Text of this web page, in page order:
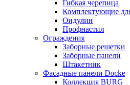
Гибкая черепица
Комплектующие
Ондулин
Профнастил
Ограждения
Заборные решетки
Заборные панели
Штакетник
Фасадные панели Docke
Коллекция BURG